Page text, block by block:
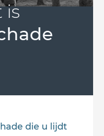
is
die u lijdt